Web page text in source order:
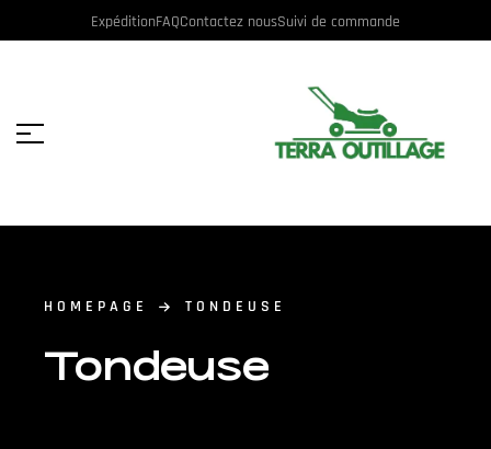
ExpéditionFAQContactez nousSuivi de commande
HOMEPAGE TONDEUSE
Tondeuse